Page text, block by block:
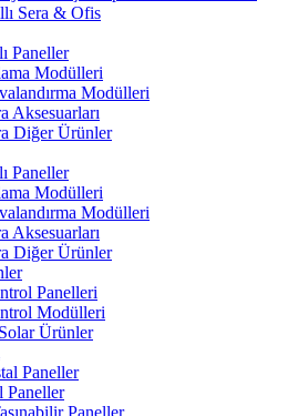
Sera & Ofis
Paneller
Modülleri
Modülleri
Aksesuarları
Diğer Ürünler
Paneller
Modülleri
Modülleri
Aksesuarları
Diğer Ürünler
Panelleri
Modülleri
Solar Ürünler
Paneller
Paneller
Paneller